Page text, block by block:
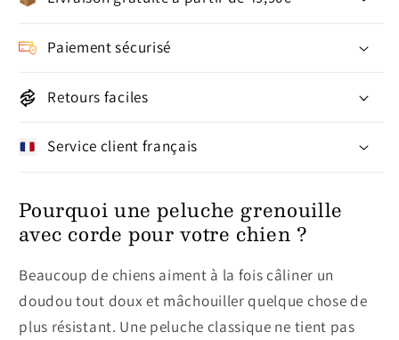
Paiement sécurisé
Retours faciles
Service client français
Pourquoi une peluche grenouille
avec corde pour votre chien ?
Beaucoup de chiens aiment à la fois câliner un
doudou tout doux et mâchouiller quelque chose de
plus résistant. Une peluche classique ne tient pas